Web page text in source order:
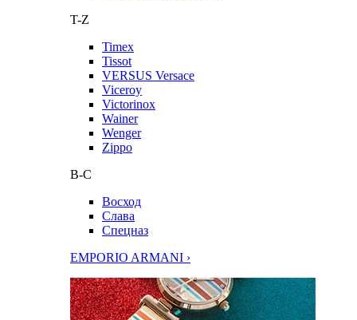
T-Z
Timex
Tissot
VERSUS Versace
Viceroy
Victorinox
Wainer
Wenger
Zippo
В-С
Восход
Слава
Спецназ
EMPORIO ARMANI ›